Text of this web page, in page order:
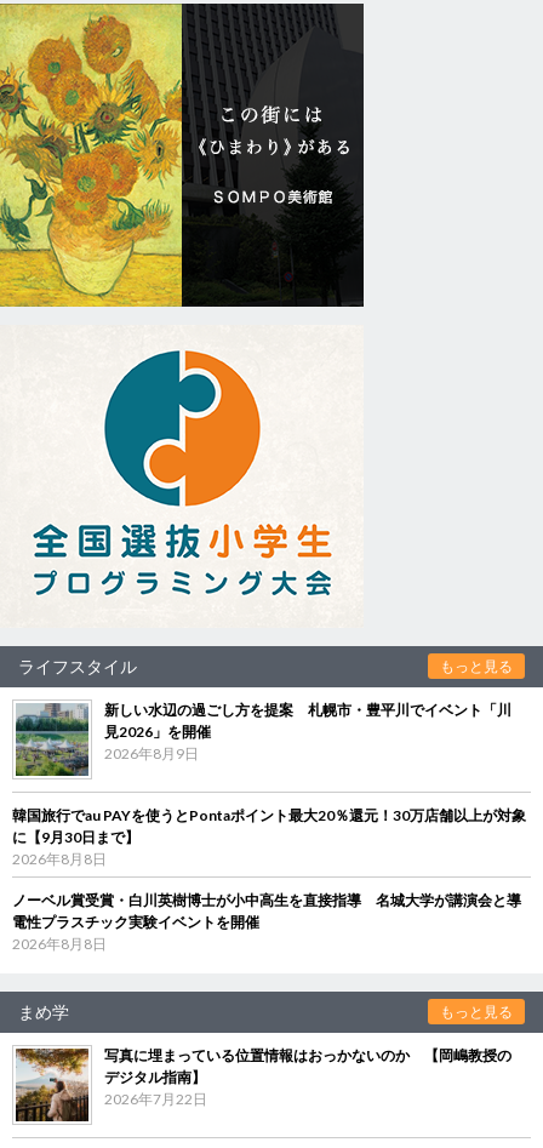
ライフスタイル もっと見る
新しい水辺の過ごし方を提案 札幌市・豊平川でイベント「川
見2026」を開催
2026年8月9日
韓国旅行でau PAYを使うとPontaポイント最大20％還元！30万店舗以上が対象
に【9月30日まで】
2026年8月8日
ノーベル賞受賞・白川英樹博士が小中高生を直接指導 名城大学が講演会と導
電性プラスチック実験イベントを開催
2026年8月8日
まめ学 もっと見る
写真に埋まっている位置情報はおっかないのか 【岡嶋教授の
デジタル指南】
2026年7月22日